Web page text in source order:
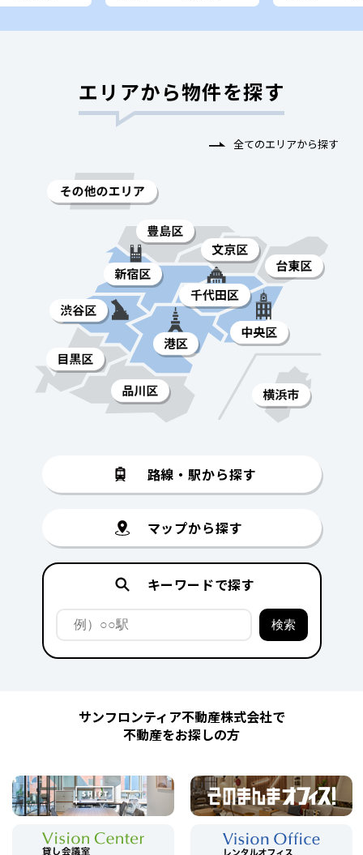
エリアから物件を探す
全てのエリアから探す
路線・駅から探す
マップから探す
キーワードで探す
サンフロンティア不動産株式会社で
不動産をお探しの方